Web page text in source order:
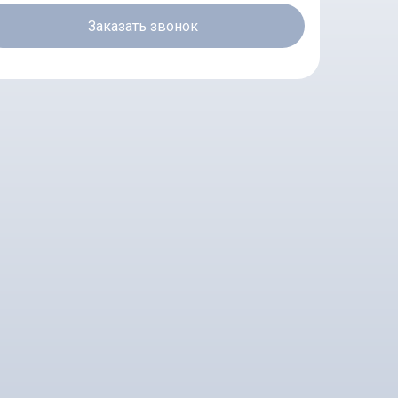
Заказать звонок